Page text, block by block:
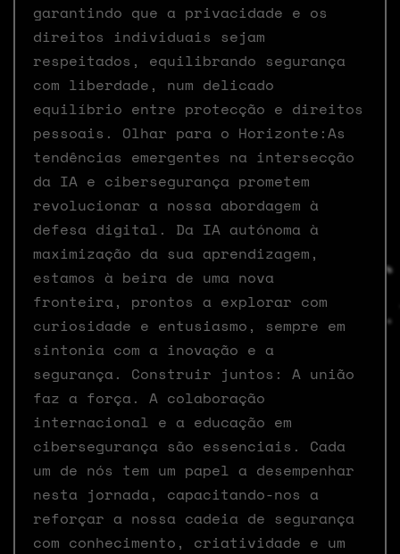
garantindo que a privacidade e os
direitos individuais sejam
respeitados, equilibrando segurança
com liberdade, num delicado
equilíbrio entre protecção e direitos
pessoais. Olhar para o Horizonte:As
tendências emergentes na intersecção
da IA e cibersegurança prometem
revolucionar a nossa abordagem à
defesa digital. Da IA autónoma à
maximização da sua aprendizagem,
estamos à beira de uma nova
fronteira, prontos a explorar com
curiosidade e entusiasmo, sempre em
sintonia com a inovação e a
segurança. Construir juntos: A união
faz a força. A colaboração
internacional e a educação em
cibersegurança são essenciais. Cada
um de nós tem um papel a desempenhar
nesta jornada, capacitando-nos a
reforçar a nossa cadeia de segurança
com conhecimento, criatividade e um